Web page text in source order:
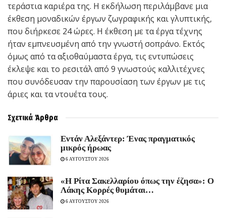
τεράστια καριέρα της. Η εκδήλωση περιλάμβανε μια
έκθεση μοναδικών έργων ζωγραφικής και γλυπτικής,
που διήρκεσε 24 ώρες. Η έκθεση με τα έργα τέχνης
ήταν εμπνευσμένη από την γνωστή σοπράνο. Εκτός
όμως από τα αξιοθαύμαστα έργα, τις εντυπώσεις
έκλεψε και το ρεσιτάλ από 9 γνωστούς καλλιτέχνες
που συνόδευσαν την παρουσίαση των έργων με τις
άριες και τα ντουέτα τους.
Σχετικά Άρθρα
Εντάν Αλεξάντερ: Ένας πραγματικός
μικρός ήρωας
6 ΑΥΓΟΥΣΤΟΥ 2026
«Η Ρίτα Σακελλαρίου όπως την έζησα»: Ο
Λάκης Κορρές θυμάται…
6 ΑΥΓΟΥΣΤΟΥ 2026